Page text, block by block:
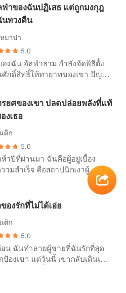
ลในร่างกายของเธออย่างถอนตัว
เจียงหว่านหนิงคิดว่าเมื่อเวลา
าได้ แต่สิ่งที่ได้รับกลับมา คือข่าว
กำลังคบกับรุ่นน้องผู้หญิงคนหนึ่ง
จีบเธอมาตั้งนาน ในที่สุดเธอก็ยอม
นฉันสักที” ชายหนุ่มมองเข้าไป
งตาของเธอแล้วพูดว่า “จากนี้ไป
ว่านหนิงก็หายตัวไปอย่างไร้ร่อง
ามที่เขาต้องการ แต่ลี่สิงหยวน
นเสียสติ ชายหนุ่มคุกเข่าลงตรง
ออย่างต่ำต้อย วิงวอนว่า “หว่าน
ลับมาอยู่ข้าง ๆ ฉันได้ไหม？”
ฟ่าของฉันปฏิเสธ แต่ถูกมงกุฎ
นทวงคืน
มาป่า
5.0
งฉัน อัลฟ่าธาม กำลังจัดพิธีตั้ง
กดิ์สิทธิ์ให้ทายาทของเขา ปัญหา
กับลิตา หมาป่าไร้ฝูงที่เขาพาเข้ามา
นฉัน คู่แท้ตัวจริงของ
ำลังตั้งท้องทายาทของเขาได้สี่
กลับเป็นคนเดียวที่ไม่ได้รับเชิญ
นแขนตัวเองจนเลือดออก แล้วก
ฉันทำร้ายเธอ ธามเห็นการ
องเธอก็ไม่แม้แต่จะมองฉัน เขา
มลั่น ใช้คำสั่งอัลฟ่าบีบบังคับให้ฉัน
ป พลังแห่งสายใยผูกพันของเราถูก
นให้กลายเป็นอาวุธที่หันกลับมา
ล้มลง ขณะที่เลือดเริ่มซึมออกมา
ของฉัน คุกคามชีวิตลูกของเรา
บเหวี่ยงลูกของตัวเองลงบนพรม
ดร้องว่าฉันพยายามจะฆ่าลูกของ
รยศของเขา ปลดปล่อยพลังที่แท้
งเธอ
ติก
5.0
าปีที่ผ่านมา ฉันคือผู้อยู่เบื้อง
ามสำเร็จ คือสถาปนิกเงาผู้
บบเส้นทางอาชีพอันรุ่งโรจน์ของ
วร์พันล้านของบริษัทเราโดยไม่มี
ให้เขาได้เป็นหัวหน้าโปรเจกต์
ในเมืองใหม่ที่ห่างออกไปกว่าพัน
เพื่อเราสองคน
าคตที่เราควรจะสร้างมันขึ้นมา
องรักที่ไม่ได้เอ่ย
ติก
5.0
น ฉันทำลายผู้ชายที่ฉันรักที่สุด
ป้องเขา แต่วันนี้ เขากลับเดินเข้า